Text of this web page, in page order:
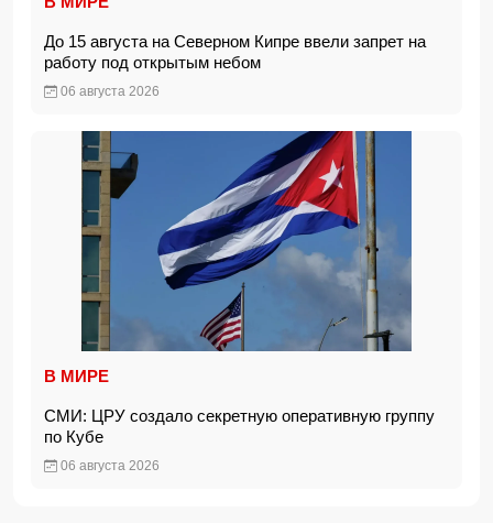
До 15 августа на Северном Кипре ввели запрет на
работу под открытым небом
06 августа 2026
В МИРЕ
СМИ: ЦРУ создало секретную оперативную группу
по Кубе
06 августа 2026